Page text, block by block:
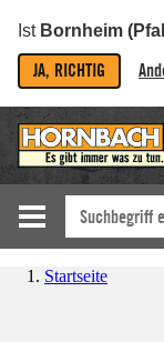
Ist Bornheim
JA, RICHTIG
Startseite